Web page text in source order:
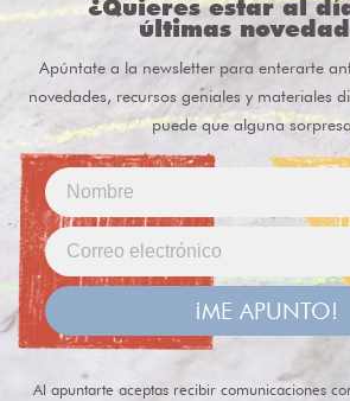
¿Quieres estar al
últimas
Apúntate a la newsletter para enterarte
novedades, recursos geniales y materiales
puede que alguna
¡ME APUNTO!
Al apuntarte aceptas recibir comunicaciones